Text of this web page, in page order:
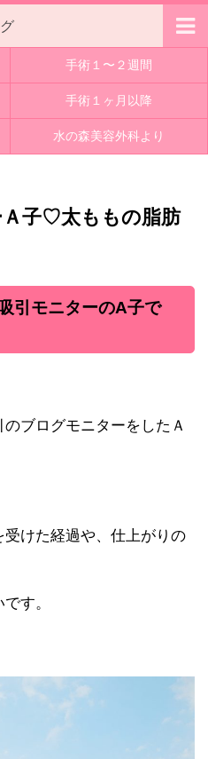
手術１〜２週間
手術１ヶ月以降
水の森美容外科より
Ａ子♡太ももの脂肪
引モニターのA子で
ブログモニターをしたＡ
けた経過や、仕上がりの
す。